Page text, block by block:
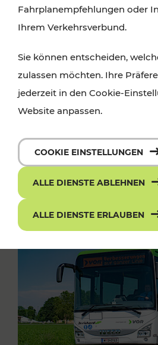
Fahrplanempfehlungen oder
Ihrem Verkehrsverbund.
Sie können entscheiden,
zulassen möchten. Ihre
jederzeit in den Cookie-
Website anpassen.
COOKIE EINSTELLUNGEN
ALLE DIENSTE ABLEHNEN
ALLE DIENSTE ERLAUBEN